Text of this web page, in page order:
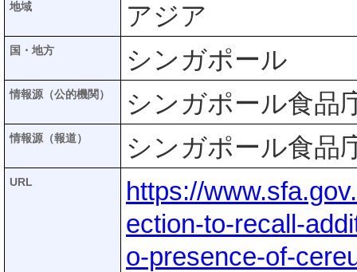
地域 アジア
国・地方 シンガポール
情報源（公的機関） シンガポール食品
情報源（報道） シンガポール食品
URL
https://
ection-to-recall-
o-presence-of-